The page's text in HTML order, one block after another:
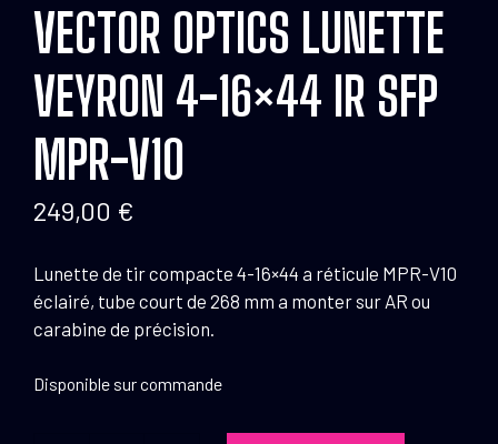
VECTOR OPTICS LUNETTE
VEYRON 4-16×44 IR SFP
MPR-V10
249,00 €
Lunette de tir compacte 4-16×44 a réticule MPR-V10
éclairé, tube court de 268 mm a monter sur AR ou
carabine de précision.
Disponible sur commande